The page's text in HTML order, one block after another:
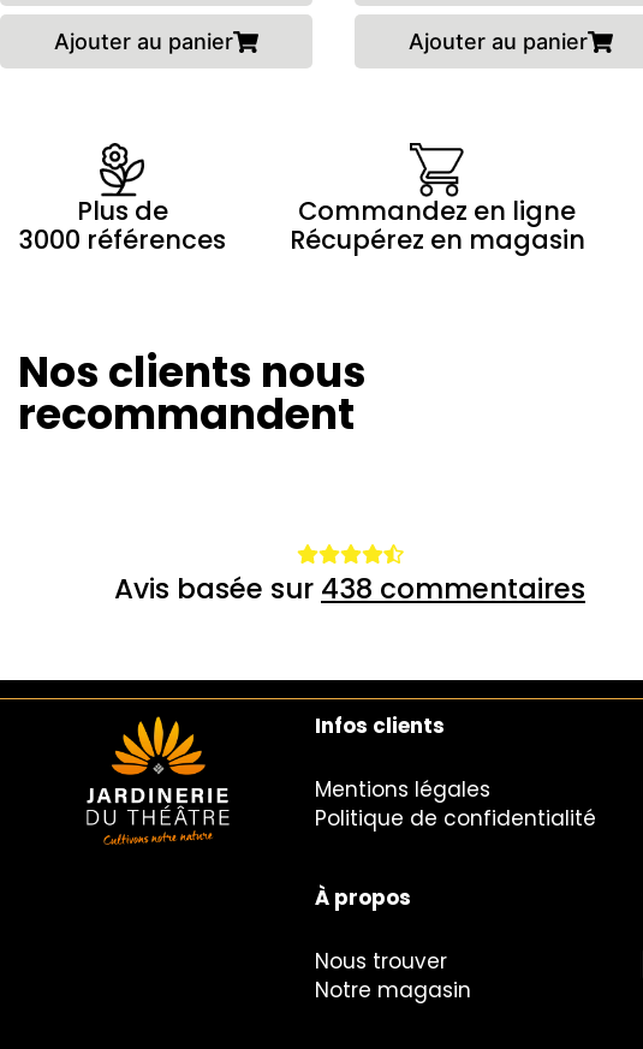
Ajouter au panier Ajouter au panier
Plus de
3000 références
Commandez en ligne
Récupérez en magasin
Nos clients nous
recommandent
Avis basée sur 438 commentaires
Olivier Revol
24/08/2024
Infos clients
Mentions légales
Politique de confidentialité
À propos
Nous trouver
Notre magasin